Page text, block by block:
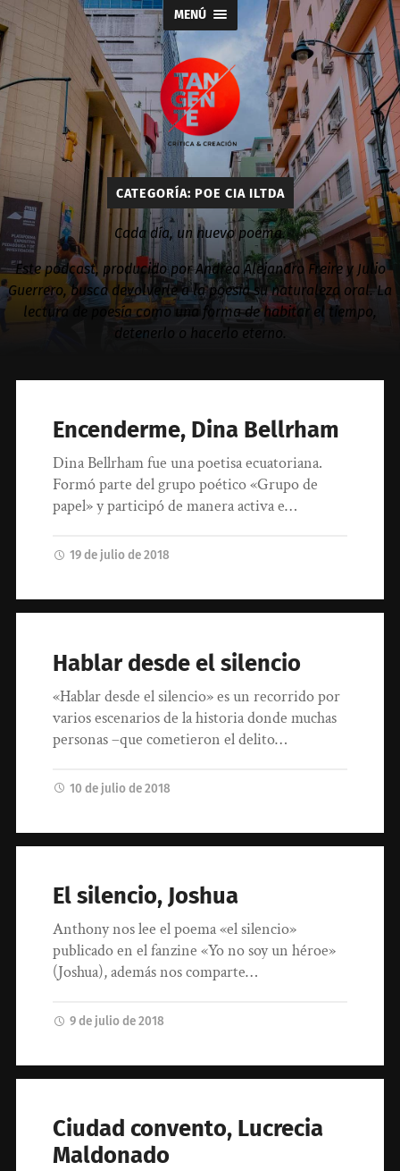
MENÚ
Tangente
CATEGORÍA: POE CIA ILTDA
Cada día, un nuevo poema.
Este podcast, producido por Andrea Alejandro Freire y Julio
Guerrero, busca devolverle a la poesía su naturaleza oral. La
lectura de poesía como una forma de habitar el tiempo,
detenerlo o hacerlo eterno.
Encenderme, Dina Bellrham
Dina Bellrham fue una poetisa ecuatoriana.
Formó parte del grupo poético «Grupo de
papel» y participó de manera activa e…
19 de julio de 2018
Hablar desde el silencio
«Hablar desde el silencio» es un recorrido por
varios escenarios de la historia donde muchas
personas –que cometieron el delito…
10 de julio de 2018
El silencio, Joshua
Anthony nos lee el poema «el silencio»
publicado en el fanzine «Yo no soy un héroe»
(Joshua), además nos comparte…
9 de julio de 2018
Ciudad convento, Lucrecia
Maldonado